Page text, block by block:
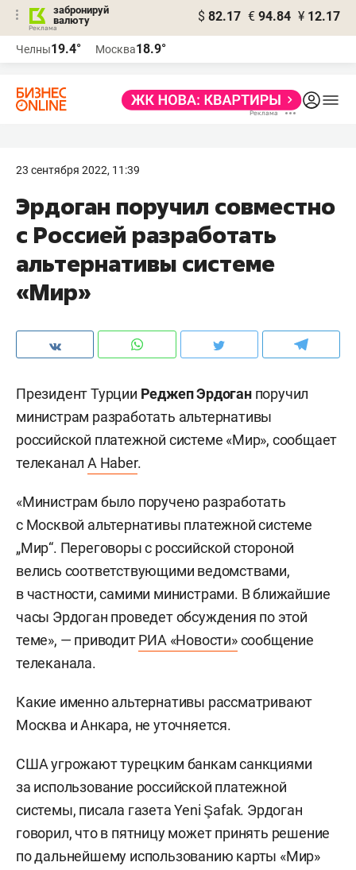
забронируй
валюту
$ 82.17 € 94.84 ¥ 12.17
Челны19.4° Москва18.9°
23 сентября 2022, 11:39
Эрдоган поручил совместно
с Россией разработать
альтернативы системе
«Мир»
Президент Турции Реджеп Эрдоган поручил
министрам разработать альтернативы
российской платежной системе «Мир», сообщает
телеканалA Haber.
«Министрам было поручено разработать
с Москвой альтернативы платежной системе
„Мир“. Переговоры с российской стороной
велись соответствующими ведомствами,
в частности, самими министрами. В ближайшие
часы Эрдоган проведет обсуждения по этой
теме», — приводитРИА «Новости»сообщение
телеканала.
Какие именно альтернативы рассматривают
Москва и Анкара, не уточняется.
США угрожают турецким банкам санкциями
за использование российской платежной
системы, писала газета Yeni Şafak. Эрдоган
говорил, что в пятницу может принять решение
по дальнейшему использованию карты «Мир»